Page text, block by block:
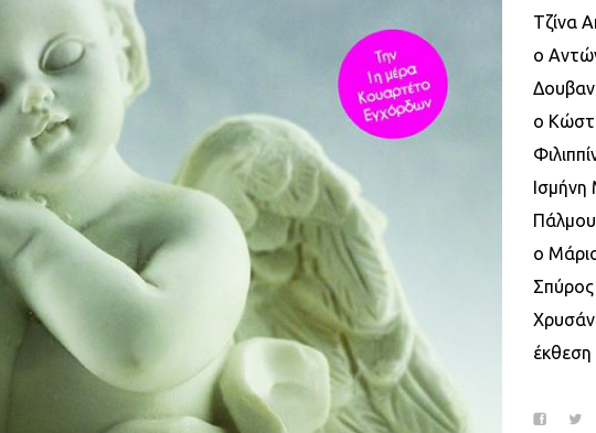
Τζίνα
ο
ο
ο
Σπύρος
έκθεση